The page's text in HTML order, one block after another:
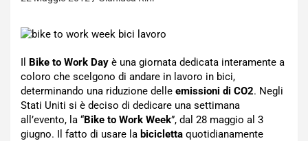
Il Bike to Work Day è una giornata dedicata interamente a
coloro che scelgono di andare in lavoro in bici,
determinando una riduzione delle emissioni di CO2. Negli
Stati Uniti si è deciso di dedicare una settimana
all’evento, la “Bike to Work Week”, dal 28 maggio al 3
giugno. Il fatto di usare la bicicletta quotidianamente